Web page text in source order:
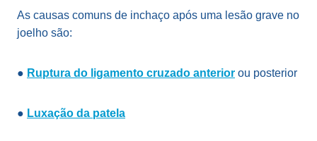
As causas comuns de inchaço após uma lesão grave no
joelho são:
● Ruptura do ligamento cruzado anterior ou posterior
● Luxação da patela